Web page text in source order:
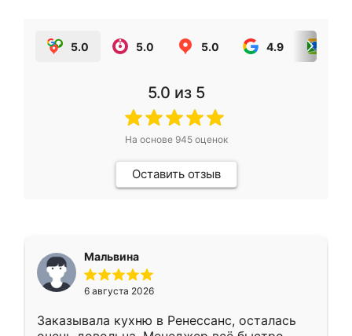
5.0 5.0 5.0 4.9
5.0 из 5
На основе 945оценок
Оставить отзыв
Мальвина
6 августа 2026
Заказывала кухню в Ренессанс, осталась